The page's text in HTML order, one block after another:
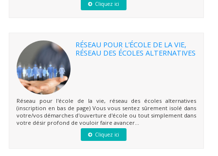
Cliquez ici
RÉSEAU POUR L’ÉCOLE DE LA VIE,
RÉSEAU DES ÉCOLES ALTERNATIVES
Réseau pour l'école de la vie, réseau des écoles alternatives
(inscription en bas de page) Vous vous sentez sûrement isolé dans
votre/vos démarches d'ouverture d'école ou tout simplement dans
votre désir profond de vouloir faire avancer...
Cliquez ici